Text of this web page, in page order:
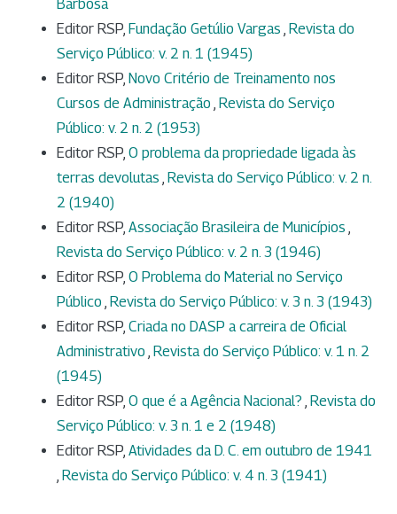
Barbosa
Editor RSP, Fundação Getúlio Vargas , Revista do
Serviço Público: v. 2 n. 1 (1945)
Editor RSP, Novo Critério de Treinamento nos
Cursos de Administração , Revista do Serviço
Público: v. 2 n. 2 (1953)
Editor RSP, O problema da propriedade ligada às
terras devolutas , Revista do Serviço Público: v. 2 n.
2 (1940)
Editor RSP, Associação Brasileira de Municípios ,
Revista do Serviço Público: v. 2 n. 3 (1946)
Editor RSP, O Problema do Material no Serviço
Público , Revista do Serviço Público: v. 3 n. 3 (1943)
Editor RSP, Criada no DASP a carreira de Oficial
Administrativo , Revista do Serviço Público: v. 1 n. 2
(1945)
Editor RSP, O que é a Agência Nacional? , Revista do
Serviço Público: v. 3 n. 1 e 2 (1948)
Editor RSP, Atividades da D. C. em outubro de 1941
, Revista do Serviço Público: v. 4 n. 3 (1941)